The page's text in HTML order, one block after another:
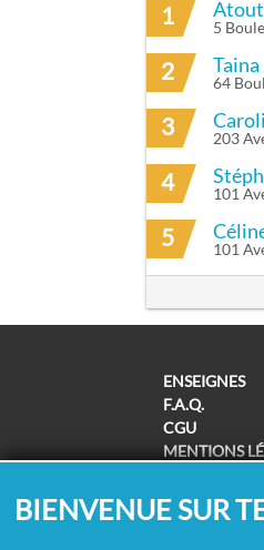
1 5
2 Taina
64
3 203
4 101
5 101
ENSEIGNES
F.A.Q.
CGU
MENTIONS
POLITIQUE
MODIFIER
BIENVENUE SUR